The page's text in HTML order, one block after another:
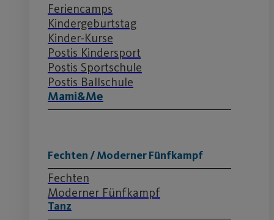
Feriencamps
Kindergeburtstag
Kinder-Kurse
Postis Kindersport
Postis Sportschule
Postis Ballschule
Mami&Me
Fechten / Moderner Fünfkampf
Fechten
Moderner Fünfkampf
Tanz